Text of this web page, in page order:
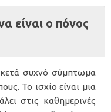
είναι ο πόνος
συχνό σύμπτωμα
Το ισχίο είναι μια
στις καθημερινές